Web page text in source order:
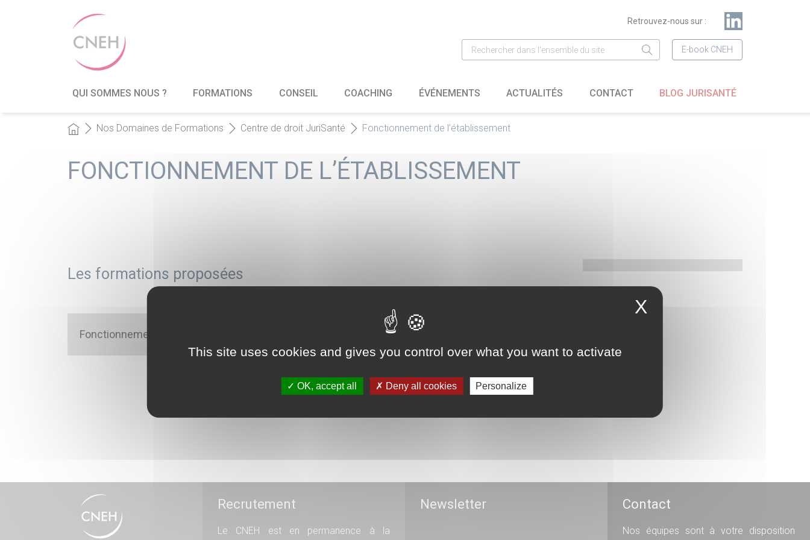
Retrouvez-nous sur :
E-book CNEH
QUI SOMMES NOUS ? FORMATIONS CONSEIL COACHING ÉVÉNEMENTS ACTUALITÉS CONTACT BLOG JURISANTÉ
Nos Domaines de Formations Centre de droit JuriSanté Fonctionnement de l’établissement
FONCTIONNEMENT DE L’ÉTABLISSEMENT
Les formations proposées
Fonctionnement de l’établissement
Recrutement
Le CNEH est en permanence à la
Newsletter Contact
Nos équipes sont à votre disposition
X
This site uses cookies and gives you control over what you want to activate
OK, accept all Deny all cookies Personalize